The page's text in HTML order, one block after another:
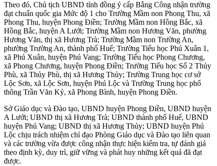
Theo đó, Chủ tịch UBND tỉnh đồng ý cấp Bằng Công nhận trường
đạt chuẩn quốc gia Mức độ 1 cho Trường Mầm non Phong Thu, xã
Phong Thu, huyện Phong Điền; Trường Mầm non Hồng Bắc, xã
Hồng Bắc, huyện A Lưới; Trường Mầm non Hương Văn, phường
Hương Văn, thị xã Hương Trà; Trường Mầm non Trường An,
phường Trường An, thành phố Huế; Trường Tiểu học Phú Xuân 1,
xã Phú Xuân, huyện Phú Vang; Trường Tiểu học Phong Chương,
xã Phong Chương, huyện Phong Điền; Trường Tiểu học Số 2 Thủy
Phù, xã Thủy Phù, thị xã Hương Thủy; Trường Trung học cơ sở
Lộc Sơn, xã Lộc Sơn, huyện Phú Lộc và Trường Trung học phổ
thông Trần Văn Kỷ, xã Phong Bình, huyện Phong Điền.
Sở Giáo dục và Đào tạo, UBND huyện Phong Điền, UBND huyện
A Lưới; UBND thị xã Hương Trà; UBND thành phố Huế, UBND
huyện Phú Vang; UBND thị xã Hương Thủy; UBND huyện Phú
Lộc chịu trách nhiệm chỉ đạo Phòng Giáo dục và Đào tạo liên quan
và các trường vừa được công nhận thực hiện kiểm tra, tự đánh giá
theo định kỳ, duy trì, giữ vững và phát huy những kết quả đã đạt
được.